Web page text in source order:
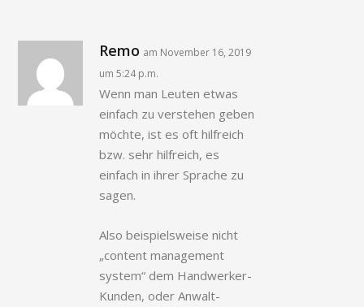
Remo am November 16, 2019
um 5:24 p.m.
Wenn man Leuten etwas
einfach zu verstehen geben
möchte, ist es oft hilfreich
bzw. sehr hilfreich, es
einfach in ihrer Sprache zu
sagen.
Also beispielsweise nicht
„content management
system“ dem Handwerker-
Kunden, oder Anwalt-